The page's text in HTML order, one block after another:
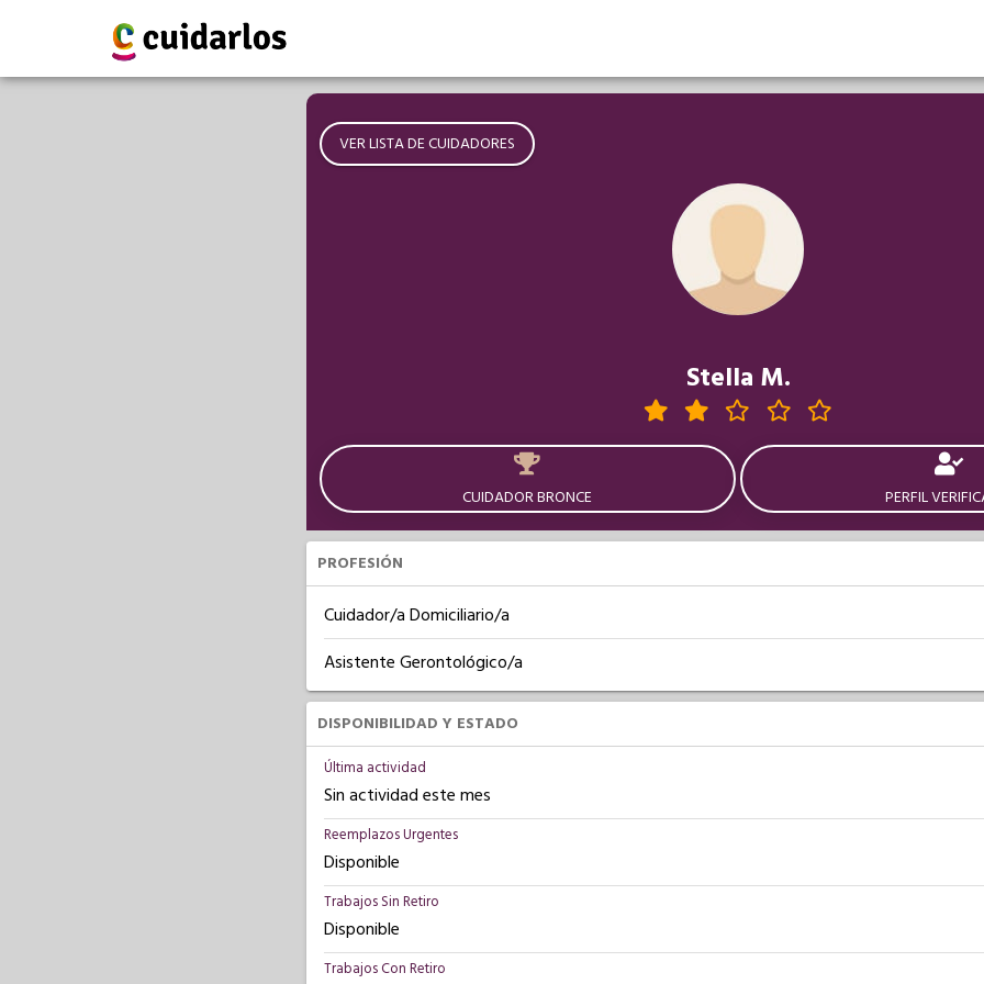
VER LISTA DE CUIDADORES
Stella M.
CUIDADOR BRONCE PERFIL
PROFESIÓN
Cuidador/a Domiciliario/a
Asistente Gerontológico/a
DISPONIBILIDAD Y ESTADO
Última actividad
Sin actividad este mes
Reemplazos Urgentes
Disponible
Trabajos Sin Retiro
Disponible
Trabajos Con Retiro